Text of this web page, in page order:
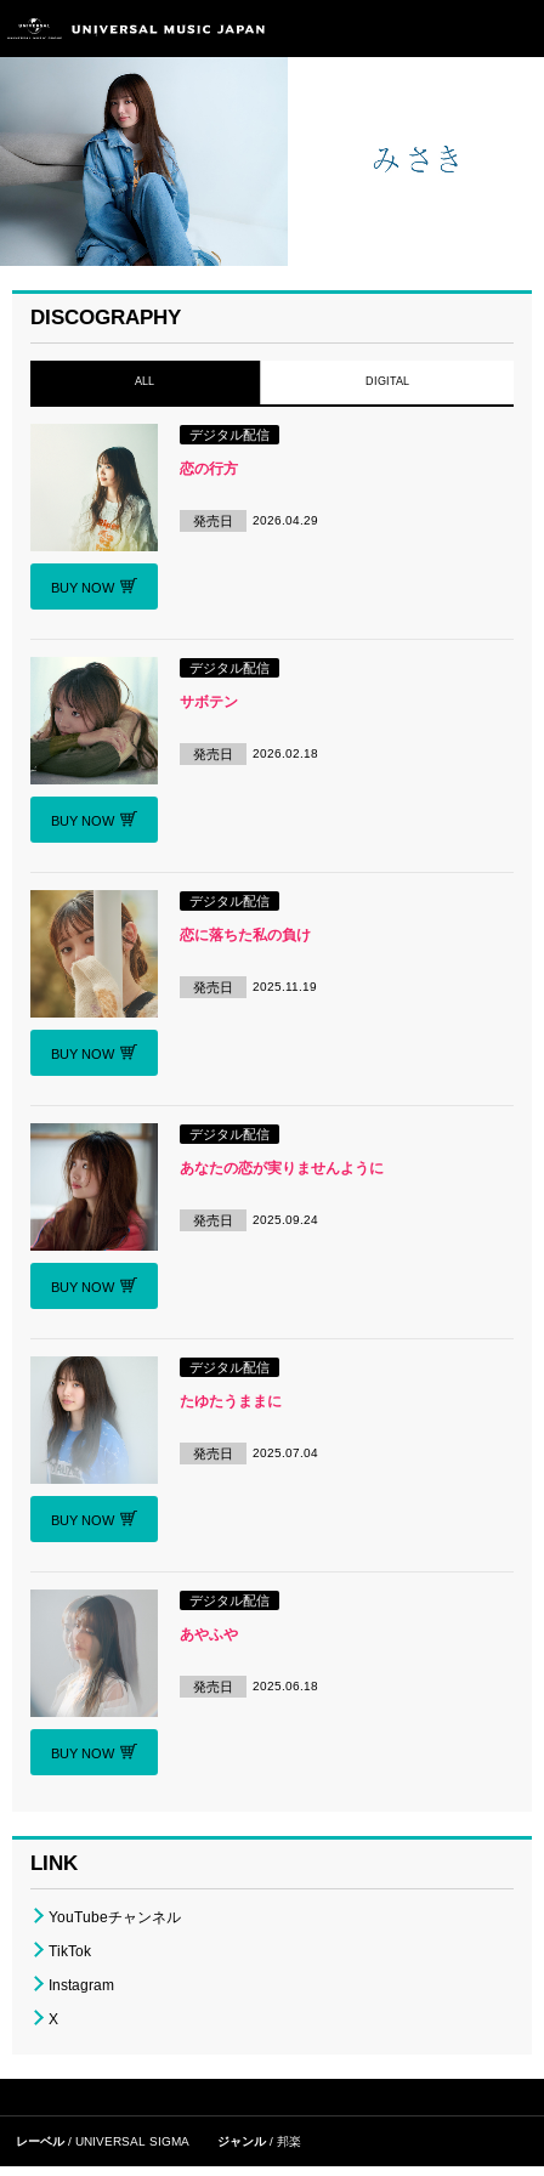
DISCOGRAPHY
ALL DIGITAL
BUY NOW
デジタル配信
恋の行方
発売日 2026.04.29
BUY NOW
デジタル配信
サボテン
発売日 2026.02.18
BUY NOW
デジタル配信
恋に落ちた私の負け
発売日 2025.11.19
BUY NOW
デジタル配信
あなたの恋が実りませんように
発売日 2025.09.24
BUY NOW
デジタル配信
たゆたうままに
発売日 2025.07.04
BUY NOW
デジタル配信
あやふや
発売日 2025.06.18
LINK
YouTubeチャンネル
TikTok
Instagram
X
レーベル UNIVERSAL SIGMA ジャンル 邦楽